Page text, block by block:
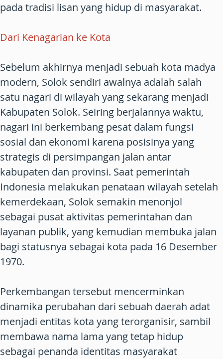
pada tradisi lisan yang hidup di masyarakat.
Dari Kenagarian ke Kota
Sebelum akhirnya menjadi sebuah kota madya
modern, Solok sendiri awalnya adalah salah
satu nagari di wilayah yang sekarang menjadi
Kabupaten Solok. Seiring berjalannya waktu,
nagari ini berkembang pesat dalam fungsi
sosial dan ekonomi karena posisinya yang
strategis di persimpangan jalan antar
kabupaten dan provinsi. Saat pemerintah
Indonesia melakukan penataan wilayah setelah
kemerdekaan, Solok semakin menonjol
sebagai pusat aktivitas pemerintahan dan
layanan publik, yang kemudian membuka jalan
bagi statusnya sebagai kota pada 16 Desember
1970.
Perkembangan tersebut mencerminkan
dinamika perubahan dari sebuah daerah adat
menjadi entitas kota yang terorganisir, sambil
membawa nama lama yang tetap hidup
sebagai penanda identitas masyarakat